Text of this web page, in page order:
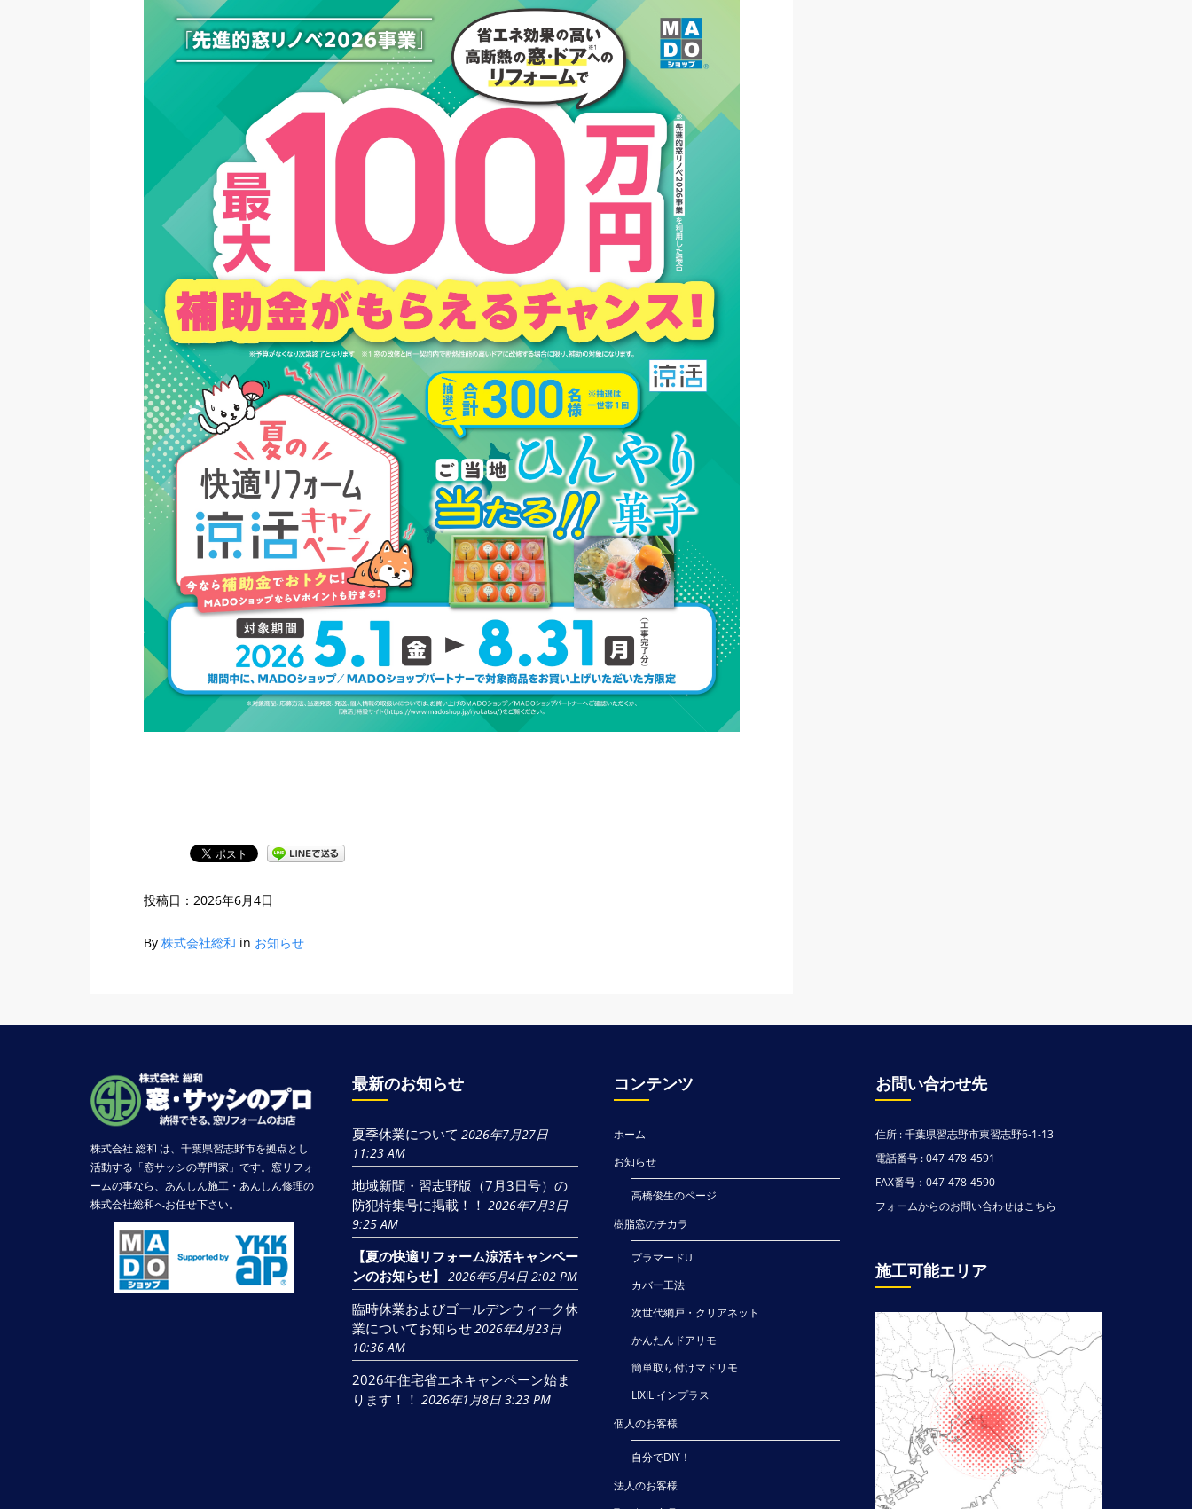
投稿日： 2026年6月4日
By 株式会社総和 in お知らせ
株式会社 総和 は、千葉県習志野市を拠点とし
活動する「窓サッシの専門家」です。窓リフォ
ームの事なら、あんしん施工・あんしん修理の
株式会社総和へお任せ下さい。
最新のお知らせ
夏季休業について 2026年7月27日
11:23 AM
地域新聞・習志野版（7月3日号）の
防犯特集号に掲載！！ 2026年7月3日
9:25 AM
【夏の快適リフォーム涼活キャンペー
ンのお知らせ】
2026年6月4日 2:02 PM
臨時休業およびゴールデンウィーク休
業についてお知らせ2026年4月23日
10:36 AM
2026年住宅省エネキャンペーン始ま
ります！！ 2026年1月8日 3:23 PM
コンテンツ
ホーム
お知らせ
高橋俊生のページ
樹脂窓のチカラ
プラマードU
カバー工法
次世代網戸・クリアネット
かんたんドアリモ
簡単取り付けマドリモ
LIXIL インプラス
個人のお客様
自分でDIY！
法人のお客様
お問い合わせ先
住所 : 千葉県習志野市東習志野6-1-13
電話番号 : 047-478-4591
FAX番号：047-478-4590
フォームからのお問い合わせはこちら
施工可能エリア